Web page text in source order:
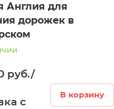
Англия для
дорожек в
руб./
с
В корзину